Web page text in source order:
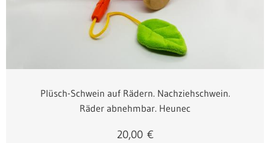
Plüsch-Schwein auf Rädern. Nachziehschwein.
Räder abnehmbar. Heunec
20,00€